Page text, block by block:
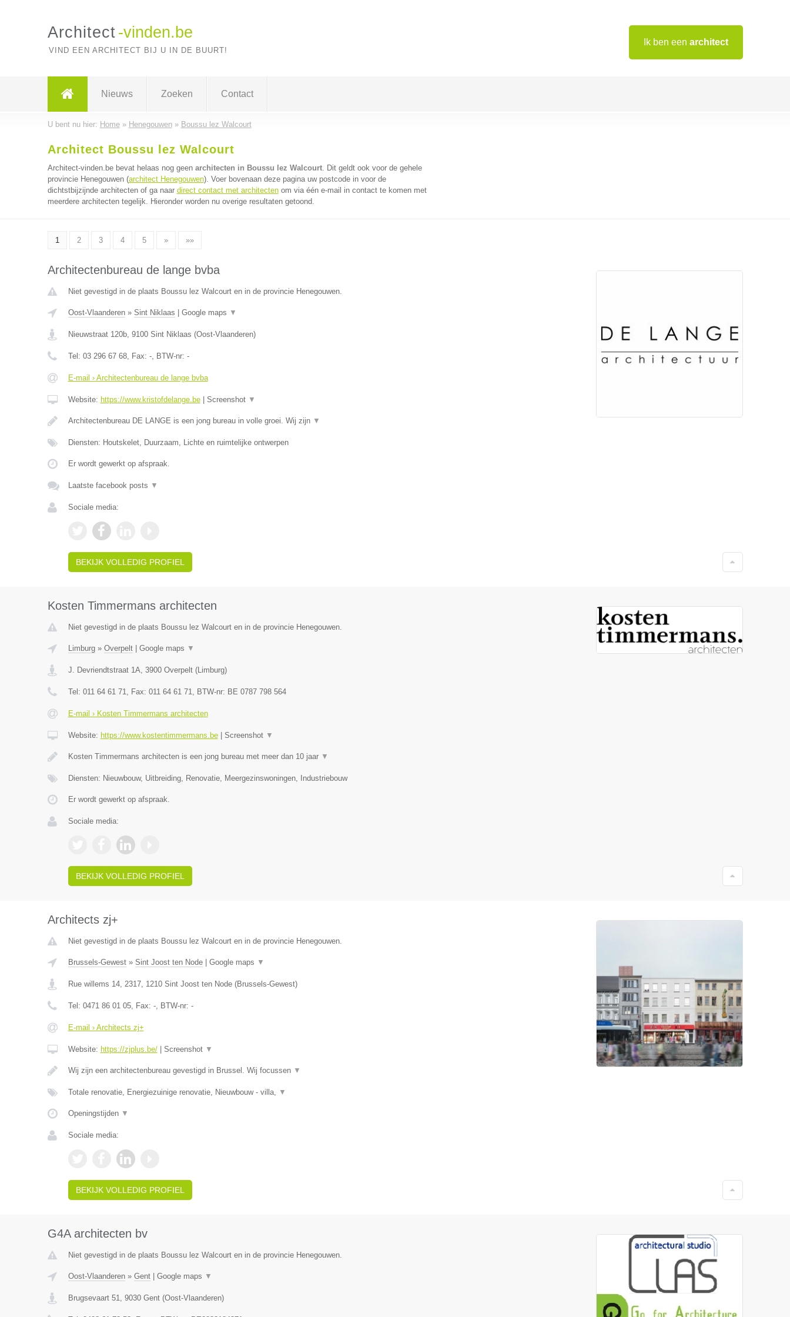
Ik ben een architect
Architect -vinden.be
VIND EEN ARCHITECT BIJ U IN DE BUURT!
Nieuws Zoeken Contact
U bent nu hier: Home» Henegouwen» Boussu lez Walcourt
Architect Boussu lez Walcourt
Architect-vinden.be bevat helaas nog geen architecten in Boussu lez Walcourt. Dit geldt ook voor de gehele
provincie Henegouwen (architect Henegouwen). Voer bovenaan deze pagina uw postcode in voor de
dichtstbijzijnde architecten of ga naar direct contact met architectenom via één e-mail in contact te komen met
meerdere architecten tegelijk. Hieronder worden nu overige resultaten getoond.
1 2 3 4 5 » »»
Architectenbureau de lange bvba
Niet gevestigd in de plaats Boussu lez Walcourt en in de provincie Henegouwen.
Oost-Vlaanderen» Sint Niklaas Google maps ▼
Nieuwstraat 120b, 9100 Sint Niklaas (Oost-Vlaanderen)
Tel: 03 296 67 68, Fax: -, BTW-nr: -
E-mail › Architectenbureau de lange bvba
Website: https://www.kristofdelange.be| Screenshot ▼
Architectenbureau DE LANGE is een jong bureau in volle groei. Wij zijn ▼
Diensten: Houtskelet, Duurzaam, Lichte en ruimtelijke ontwerpen
Er wordt gewerkt op afspraak.
Laatste facebook posts ▼
Sociale media:
BEKIJK VOLLEDIG PROFIEL
Kosten Timmermans architecten
Niet gevestigd in de plaats Boussu lez Walcourt en in de provincie Henegouwen.
Limburg» Overpelt| Google maps ▼
J. Devriendtstraat 1A, 3900 Overpelt(Limburg)
Tel: 011 64 61 71, Fax: 011 64 61 71, BTW-nr: BE 0787 798 564
E-mail › Kosten Timmermans architecten
Website: https://www.kostentimmermans.be| Screenshot ▼
Kosten Timmermans architecten is een jong bureau met meer dan 10 jaar ▼
Diensten: Nieuwbouw, Uitbreiding, Renovatie, Meergezinswoningen, Industriebouw
Er wordt gewerkt op afspraak.
Sociale media:
BEKIJK VOLLEDIG PROFIEL
Architects zj+
Niet gevestigd in de plaats Boussu lez Walcourt en in de provincie Henegouwen.
Brussels-Gewest» Sint Joost ten Node| Google maps ▼
Rue willems 14, 2317, 1210 Sint Joost ten Node(Brussels-Gewest)
Tel: 0471 86 01 05, Fax: -, BTW-nr: -
E-mail › Architects zj+
Website: https://zjplus.be/| Screenshot ▼
Wij zijn een architectenbureau gevestigd in Brussel. Wij focussen ▼
Totale renovatie, Energiezuinige renovatie, Nieuwbouw - villa, ▼
Openingstijden ▼
Sociale media:
BEKIJK VOLLEDIG PROFIEL
G4A architecten bv
Niet gevestigd in de plaats Boussu lez Walcourt en in de provincie Henegouwen.
Oost-Vlaanderen» Gent| Google maps ▼
Brugsevaart 51, 9030 Gent(Oost-Vlaanderen)